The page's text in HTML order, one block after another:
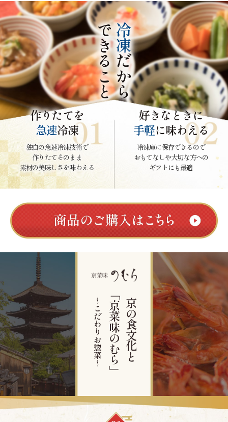
冷凍
だから
できること
作りたてを
急速冷凍
独自の急速冷凍技術で
作りたてそのまま
素材の美味しさを味わえる
好きなときに
手軽に味わえる
冷凍庫に保存できるので
おもてなしや大切な方への
ギフトにも最適
京の食文化と
「京菜味のむら」
～こだわりお惣菜～